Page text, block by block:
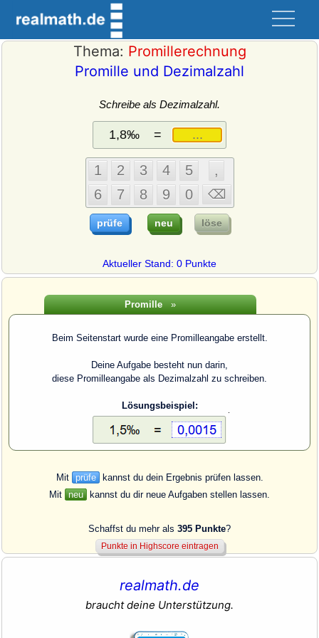
Promille»
Beim Seitenstart wurde eine Promilleangabe erstellt.
Deine Aufgabe besteht nun darin,
diese Promilleangabe als Dezimalzahl zu schreiben.
Lösungsbeispiel:
Mit prüfe kannst du dein Ergebnis prüfen lassen.
Mit neu kannst du dir neue Aufgaben stellen lassen.
Schaffst du mehr als 395 Punkte?
Thema: Promillerechnung
Promille und Dezimalzahl
Schreibe als Dezimalzahl.
=
Aktueller Stand: 0 Punkte
realmath.de
braucht deine Unterstützung.